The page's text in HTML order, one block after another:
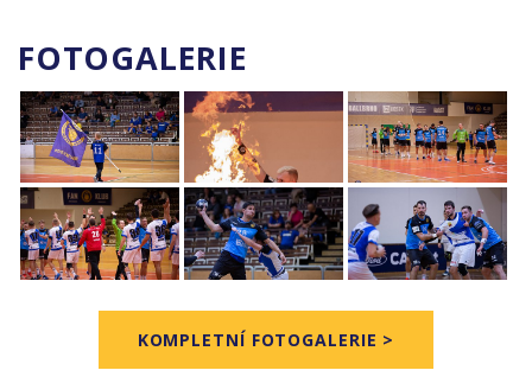
FOTOGALERIE
KOMPLETNÍ FOTOGALERIE >